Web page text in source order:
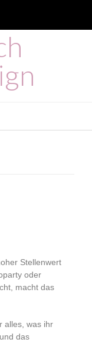
Stellenwert
oder
macht das
alles, was ihr
das